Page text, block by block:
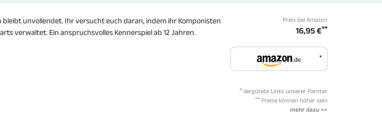
bleibt unvollendet. Ihr versucht euch daran, indem ihr Komponisten
verwaltet. Ein anspruchsvolles Kennerspiel ab 12 Jahren.
Preis bei Amazon
16,95 €**
*
* Vergütete Links unserer Parnter
** Preise können höher sein
mehr dazu >>